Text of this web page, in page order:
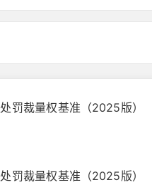
罚裁量权基准（2025版）
罚裁量权基准（2025版）